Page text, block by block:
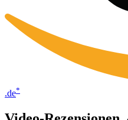
.de*